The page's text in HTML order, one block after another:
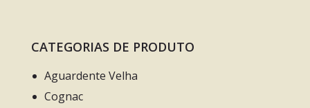
CATEGORIAS DE PRODUTO
Aguardente Velha
Cognac